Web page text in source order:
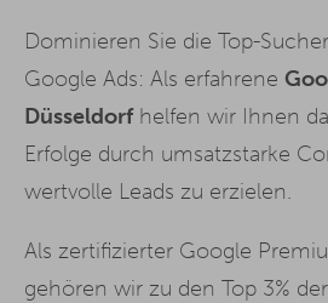
Dominieren Sie die Top-
Google Ads: Als erfahrene
Düsseldorfhelfen wir Ihnen
Erfolge durch umsatzstarke
wertvolle Leads zu erzielen.
Als zertifizierter Google
gehören wir zu den Top 3%